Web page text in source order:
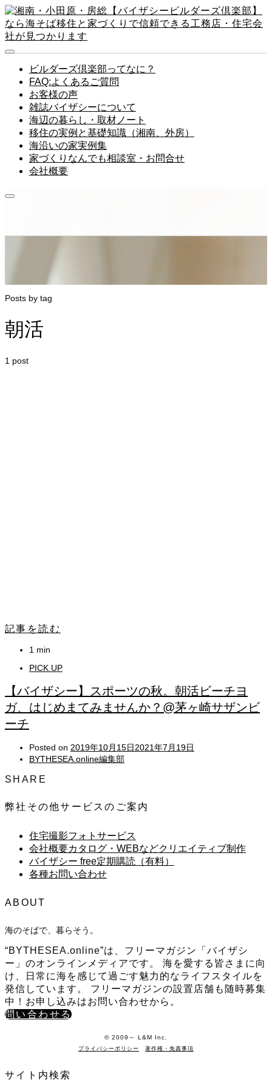
ビルダーズ倶楽部ってなに？
FAQ:よくあるご質問
お客様の声
雑誌バイザシーについて
海辺の暮らし・取材ノート
移住の実例と基礎知識（湘南、外房）
海沿いの家実例集
家づくりなんでも相談室・お問合せ
会社概要
Posts by tag
朝活
1 post
記事を読む
1 min
PICK UP
【バイザシー】スポーツの秋。朝活ビーチヨ
ガ、はじめまてみませんか？@茅ヶ崎サザンビ
ーチ
Posted on 2019年10月15日2021年7月19日
BYTHESEA.online編集部
SHARE
弊社その他サービスのご案内
住宅撮影フォトサービス
会社概要カタログ・WEBなどクリエイティブ制作
バイザシー free定期購読（有料）
各種お問い合わせ
ABOUT
海のそばで、暮らそう。
“BYTHESEA.online”は、フリーマガジン「バイザシ
ー」のオンラインメディアです。 海を愛する皆さまに向
け、日常に海を感じて過ごす魅力的なライフスタイルを
発信しています。 フリーマガジンの設置店舗も随時募集
中！お申し込みはお問い合わせから。
問い合わせる
©️ 2009～ L&M Inc.
プライバシーポリシー 著作権・免責事項
サイト内検索